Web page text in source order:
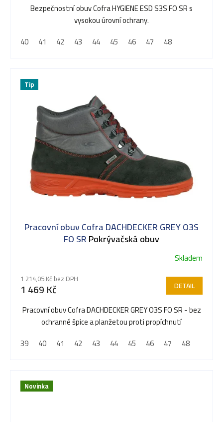
Bezpečnostní obuv Cofra HYGIENE ESD S3S FO SR s
vysokou úrovní ochrany.
40
41 42 43 44 45 46 47 48
Tip
Pracovní obuv Cofra DACHDECKER GREY O3S
FO SRPokrývačská obuv
Skladem
1 214,05 Kč bez DPH
1 469 Kč DETAIL
Pracovní obuv Cofra DACHDECKER GREY O3S FO SR - bez
ochranné špice a planžetou proti propíchnutí
39
40 41 42 43 44 45 46 47 48
Novinka